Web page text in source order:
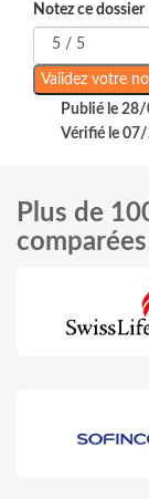
Notez ce dossier
Publié le
Vérifié le
Plus de
comparées